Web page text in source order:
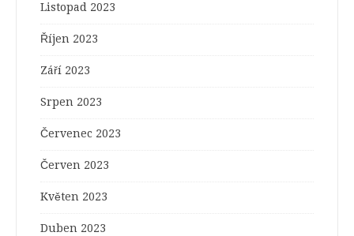
Listopad 2023
Říjen 2023
Září 2023
Srpen 2023
Červenec 2023
Červen 2023
Květen 2023
Duben 2023